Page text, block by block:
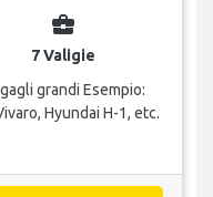
business_center
7 Valigie
grandi Esempio:
Hyundai H-1, etc.